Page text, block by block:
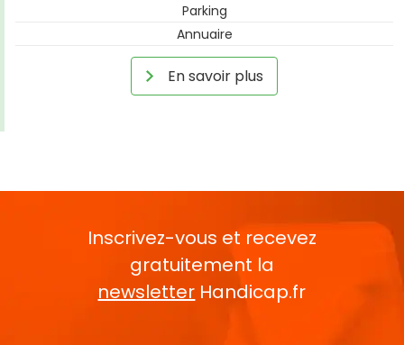
Parking
Annuaire
En savoir plus
Inscrivez-vous et recevez
gratuitement la
newsletter Handicap.fr